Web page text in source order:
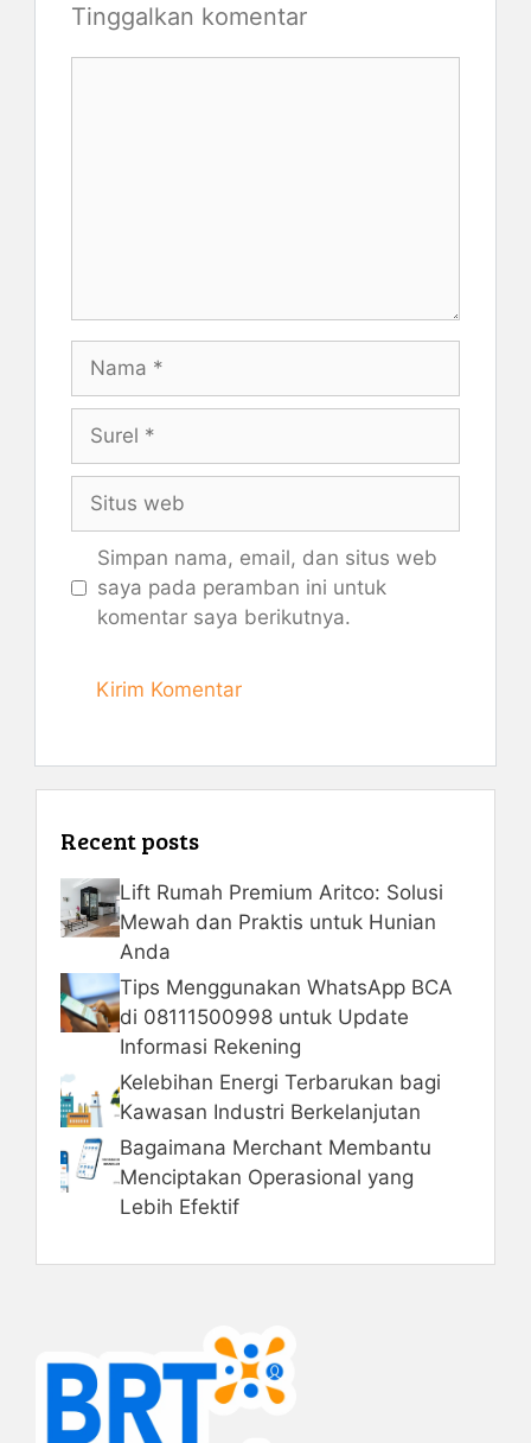
Tinggalkan komentar
web
Simpan nama, email, dan situs web
saya pada peramban ini untuk
komentar saya berikutnya.
Recent posts
Lift Rumah Premium Aritco: Solusi
Mewah dan Praktis untuk Hunian
Anda
Tips Menggunakan WhatsApp BCA
di 08111500998 untuk Update
Informasi Rekening
Kelebihan Energi Terbarukan bagi
Kawasan Industri Berkelanjutan
Bagaimana Merchant Membantu
Menciptakan Operasional yang
Lebih Efektif